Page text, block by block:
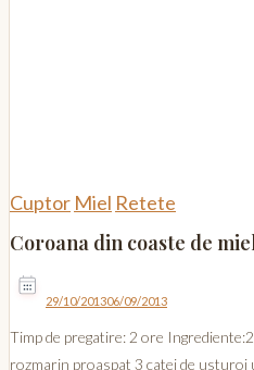
Cuptor Miel Retete
Coroana din coaste de
29/10/201306/09/2013
Timp de pregatire: 2 ore
rozmarin proaspat 3 catei de usturoi